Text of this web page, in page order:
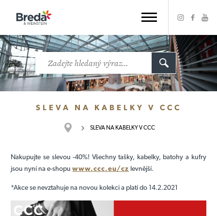
SLEVA NA KABELKY V CCC
SLEVA NA KABELKY V CCC
Nakupujte se slevou -40%! Všechny tašky, kabelky, batohy a kufry
jsou nyní na e-shopuwww.ccc.eu/cz levnější.
*Akce se nevztahuje na novou kolekci a platí do 14.2.2021